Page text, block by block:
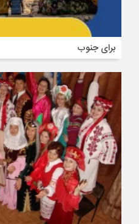
برای جنوب